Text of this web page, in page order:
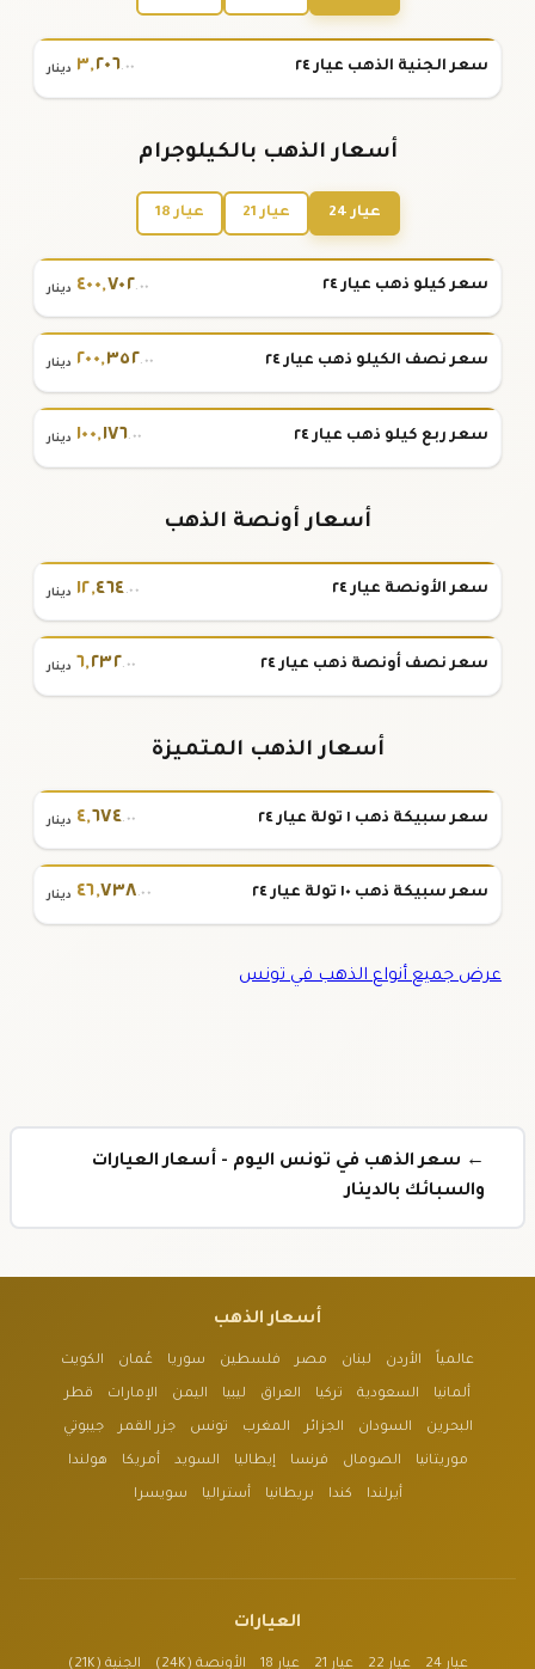
سعر الجنية الذهب عيار ٢٤ ٣,٢٠٦.٠٠ دينار
أسعار الذهب بالكيلوجرام
عيار 24 عيار 21 عيار 18
سعر كيلو ذهب عيار ٢٤ ٤٠٠,٧٠٢.٠٠ دينار
سعر نصف الكيلو ذهب عيار ٢٤ ٢٠٠,٣٥٢.٠٠ دينار
سعر ربع كيلو ذهب عيار ٢٤ ١٠٠,١٧٦.٠٠ دينار
أسعار أونصة الذهب
سعر الأونصة عيار ٢٤ ١٢,٤٦٤.٠٠ دينار
سعر نصف أونصة ذهب عيار ٢٤ ٦,٢٣٢.٠٠ دينار
أسعار الذهب المتميزة
سعر سبيكة ذهب ١ تولة عيار ٢٤ ٤,٦٧٤.٠٠ دينار
سعر سبيكة ذهب ١٠ تولة عيار ٢٤ ٤٦,٧٣٨.٠٠ دينار
عرض جميع أنواع الذهب في تونس
← سعر الذهب في تونس اليوم - أسعار العيارات
والسبائك بالدينار
أسعار الذهب
عالمياً الأردن لبنان مصر فلسطين سوريا عُمان الكويت
ألمانيا السعودية تركيا العراق ليبيا اليمن الإمارات قطر
البحرين السودان الجزائر المغرب تونس جزر القمر جيبوتي
موريتانيا الصومال فرنسا إيطاليا السويد أمريكا هولندا
أيرلندا كندا بريطانيا أستراليا سويسرا
العيارات
عيار 24 عيار 22 عيار 21 عيار 18 الأونصة (24K) الجنية (21K)